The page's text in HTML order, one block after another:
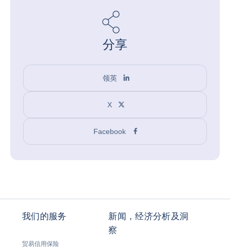
分享
领英
X
Facebook
我们的服务
贸易信用保险
新闻，经济分析及洞
察